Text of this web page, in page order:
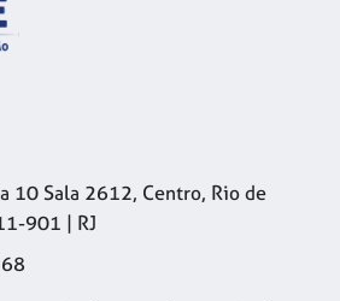
10 Sala 2612, Centro, Rio de
901 | RJ